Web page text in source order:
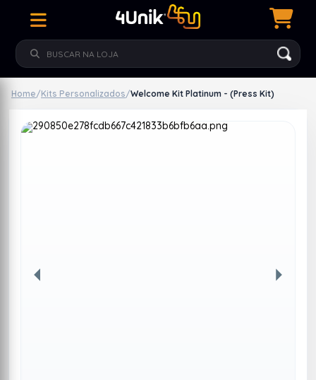
Home/Kits Personalizados/Welcome Kit Platinum - (Press Kit)